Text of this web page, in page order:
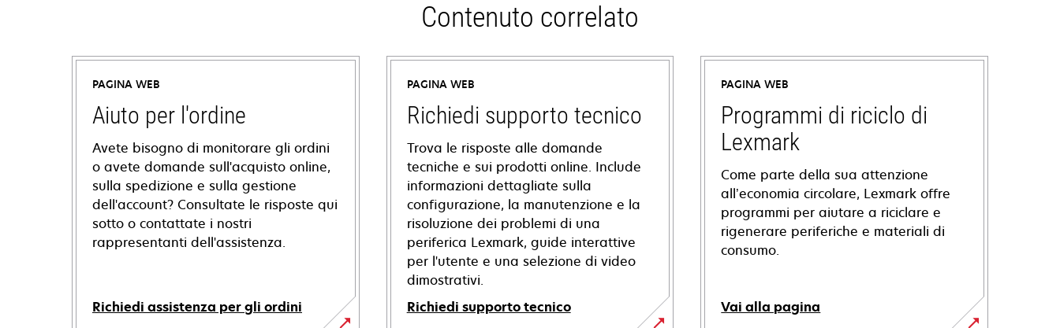
Contenuto correlato
PAGINA WEB
Aiuto per l'ordine
Avete bisogno di monitorare gli ordini
o avete domande sull'acquisto online,
sulla spedizione e sulla gestione
dell'account? Consultate le risposte qui
sotto o contattate i nostri
rappresentanti dell'assistenza.
Richiedi assistenza per gli ordini
PAGINA WEB
Richiedi supporto tecnico
Trova le risposte alle domande
tecniche e sui prodotti online. Include
informazioni dettagliate sulla
configurazione, la manutenzione e la
risoluzione dei problemi di una
periferica Lexmark, guide interattive
per l'utente e una selezione di video
dimostrativi.
Richiedi supporto tecnico
PAGINA WEB
Programmi di riciclo di
Lexmark
Come parte della sua attenzione
all’economia circolare, Lexmark offre
programmi per aiutare a riciclare e
rigenerare periferiche e materiali di
consumo.
Vai alla pagina